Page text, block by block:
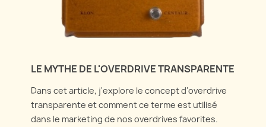
LE MYTHE DE L'OVERDRIVE TRANSPARENTE
Dans cet article, j'explore le concept d'overdrive
transparente et comment ce terme est utilisé
dans le marketing de nos overdrives favorites.